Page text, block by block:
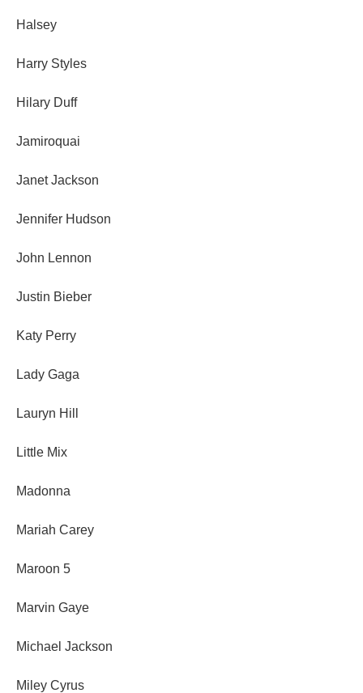
Halsey
Harry Styles
Hilary Duff
Jamiroquai
Janet Jackson
Jennifer Hudson
John Lennon
Justin Bieber
Katy Perry
Lady Gaga
Lauryn Hill
Little Mix
Madonna
Mariah Carey
Maroon 5
Marvin Gaye
Michael Jackson
Miley Cyrus